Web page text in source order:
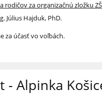
rodičov za organizačnú zložku ZŠ
Július Hajduk, PhD.
za účasť vo voľbách.
- Alpinka